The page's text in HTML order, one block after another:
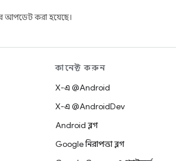
আপডেট করা হয়েছে।
কানেক্ট করুন
X-এ @Android
X-এ @AndroidDev
Android ব্লগ
Google নিরাপত্তা ব্লগ